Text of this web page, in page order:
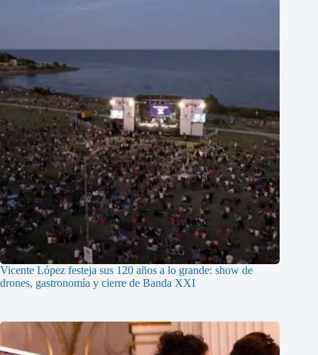
Vicente López festeja sus 120 años a lo grande: show de
drones, gastronomía y cierre de Banda XXI